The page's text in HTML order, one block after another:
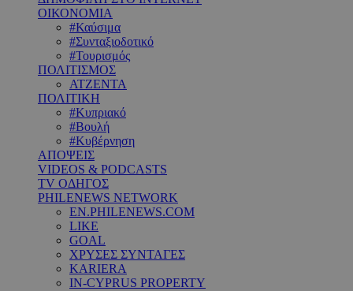
ΟΙΚΟΝΟΜΙΑ
#Καύσιμα
#Συνταξιοδοτικό
#Τουρισμός
ΠΟΛΙΤΙΣΜΟΣ
ΑΤΖΕΝΤΑ
ΠΟΛΙΤΙΚΗ
#Κυπριακό
#Βουλή
#Κυβέρνηση
ΑΠΟΨΕΙΣ
VIDEOS & PODCASTS
TV ΟΔΗΓΟΣ
PHILENEWS NETWORK
EN.PHILENEWS.COM
LIKE
GOAL
ΧΡΥΣΕΣ ΣΥΝΤΑΓΕΣ
KARIERA
IN-CYPRUS PROPERTY